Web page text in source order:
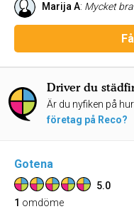
Marija A: Mycket bra och trevlig personal.
Driver du
Är du nyfiken på
företag på Reco?
Gotena
5.0
1 omdöme